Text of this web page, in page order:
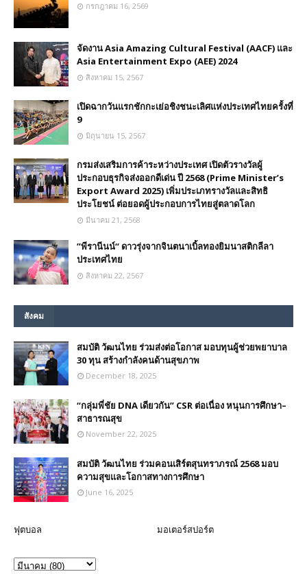
กรกฎาคม 16, 2569
จัดงาน Asia Amazing Cultural Festival (AACF) และ
Asia Entertainment Expo (AEE) 2024
สิงหาคม 15, 2567
เปิดฉากวันแรกชักกะเย่อชิงชนะเลิศแห่งประเทศไทยครั้งที่
9
มิถุนายน 15, 2567
กรมส่งเสริมการค้าระหว่างประเทศ เปิดตัวรางวัลผู้
ประกอบธุรกิจส่งออกดีเด่น ปี 2568 (Prime Minister’s
Export Award 2025) เพิ่มประเภทรางวัลและสิทธิ
ประโยชน์ ต่อยอดผู้ประกอบการไทยสู่ตลาดโลก
มีนาคม 21, 2568
”พีรานีนน์“​ ดาวรุ่งจากจินตนาเบิ้ลทองยิมนาสติกลีลา
ประเทศไทย
สิงหาคม 22, 2567
สังคม
สมบัติ วัฒนไทย ร่วมส่งต่อโอกาส มอบทุนผู้ช่วยพยาบาล
30 ทุน สร้างกำลังคนด้านสุขภาพ
December 18, 2025
“กลุ่มพี่ชัย DNA เดียวกัน” CSR ต่อเนื่อง หนุนการศึกษา–
สาธารณสุข
November 22, 2025
สมบัติ วัฒนไทย ร่วมคอนเสิร์ตสุนทราภรณ์ 2568 มอบ
ความสุขและโอกาสทางการศึกษา
June 16, 2025
ฟุตบอล มอเตอร์สปอร์ต